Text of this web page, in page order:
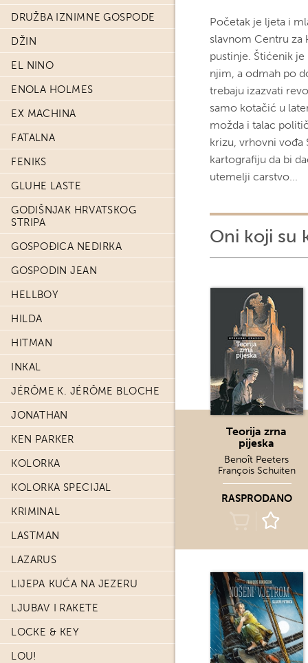
DRUŽBA IZNIMNE GOSPODE
DŽIN
EL NINO
ENOLA HOLMES
EX MACHINA
FATALNA
FENIKS
GLUHE LASTE
GODIŠNJAK HRVATSKOG
STRIPA
GOSPOĐICA NEDIRKA
GOSPODIN JEAN
HELLBOY
HILDA
HITMAN
INKAL
JÉRÔME K. JÉRÔME BLOCHE
JONATHAN
KEN PARKER
KOLORKA
KOLORKA SPECIJAL
KRIMINAL
LASTMAN
LAZARUS
LIJEPA KUĆA NA JEZERU
LJUBAV I RAKETE
LOCKE & KEY
LOU!
Početak je ljeta i
slavnom Centru
pustinje. Štićenik je
njim, a odmah po
trebaju izazvati
samo kotačić u
možda i talac
krizu, vrhovni vođa
kartografiju da bi
utemelji carstvo...
Oni koji su
Teorija zrna
pijeska
Benoît Peeters
François Schuiten
RASPRODANO